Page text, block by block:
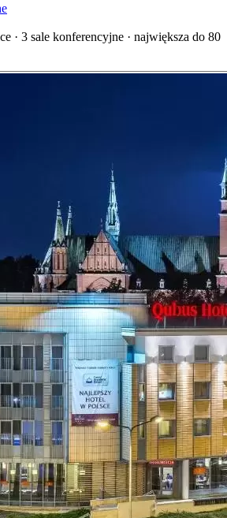
· 3 sale konferencyjne · największa do 80